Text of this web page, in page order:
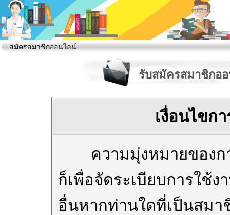
สมัครสมาชิกออนไลน์
รับสมัครสมาชิกอ
เงื่อนไขก
ความมุ่งหมายของก
ก็เพื่อจัดระเบียบการใช้
อื่นหากท่านใดที่เป็นสม